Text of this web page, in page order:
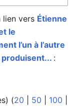
lien vers Étienne
le
l’un à l’autre
produisent... :
) (20 50 100